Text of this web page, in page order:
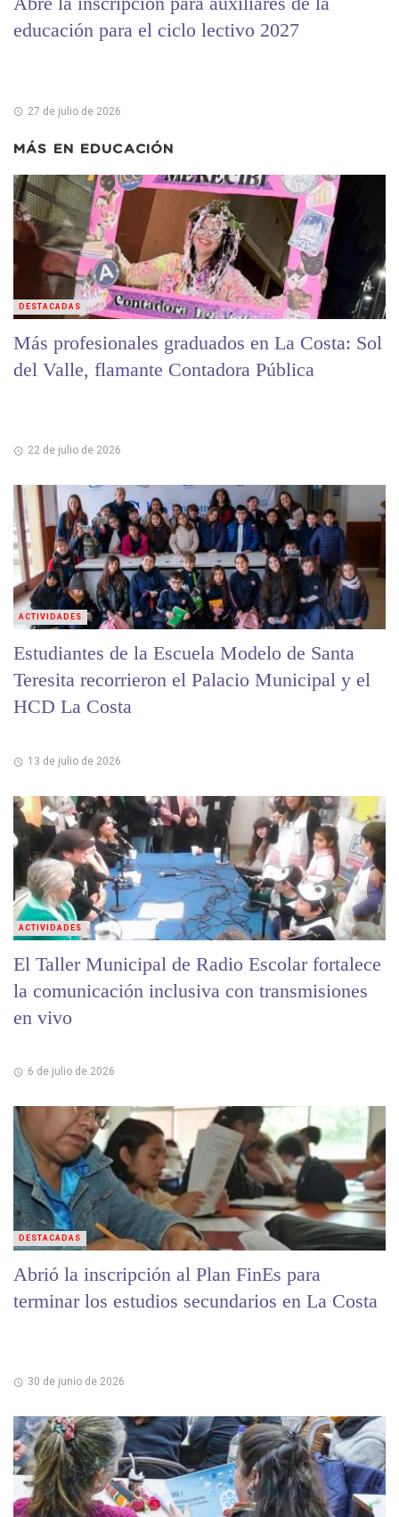
educación para el ciclo lectivo 2027
27 de julio de 2026
MÁS EN EDUCACIÓN
Más profesionales graduados en La Costa: Sol
del Valle, flamante Contadora Pública
22 de julio de 2026
DESTACADAS
Estudiantes de la Escuela Modelo de Santa
Teresita recorrieron el Palacio Municipal y el
HCD La Costa
13 de julio de 2026
ACTIVIDADES
El Taller Municipal de Radio Escolar fortalece
la comunicación inclusiva con transmisiones
en vivo
6 de julio de 2026
ACTIVIDADES
Abrió la inscripción al Plan FinEs para
terminar los estudios secundarios en La Costa
30 de junio de 2026
DESTACADAS